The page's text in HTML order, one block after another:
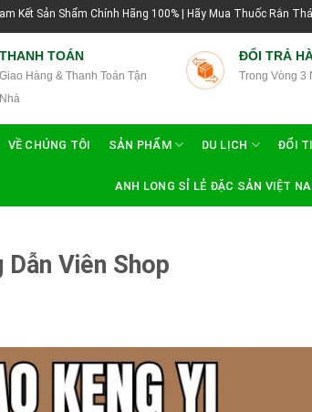
Hãng 100% | Hãy Mua Thuốc Rắn Thái Lan Tại Hướng
THANH TOÁN
Giao Hàng & Thanh Toán Tận
Nhà
ĐỔI TRẢ
Trong Vòng 3
VỀ CHÚNG TÔI SẢN PHẨM DU LỊCH ĐỔI
ANH LONG SỈ LẺ ĐẶC SẢN VIỆT
Viên Shop